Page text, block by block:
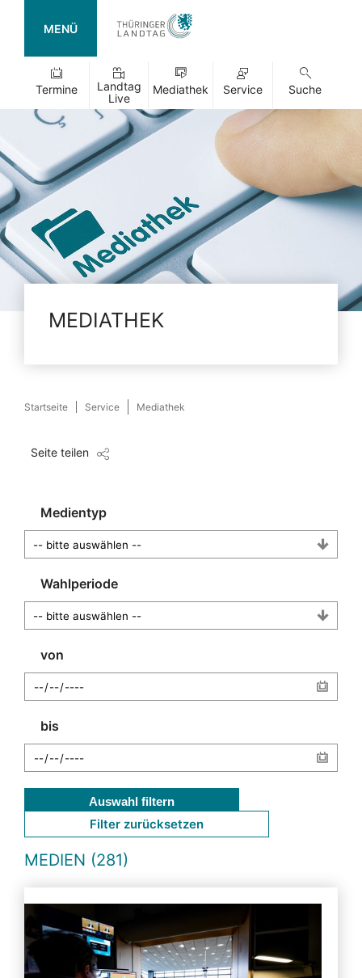
MENÜ
Termine
Landtag
Live
Mediathek Service Suche
MEDIATHEK
Startseite Service Mediathek
Seite teilen
Medientyp
Wahlperiode
von
bis
Auswahl filtern
Filter zurücksetzen
MEDIEN (281)